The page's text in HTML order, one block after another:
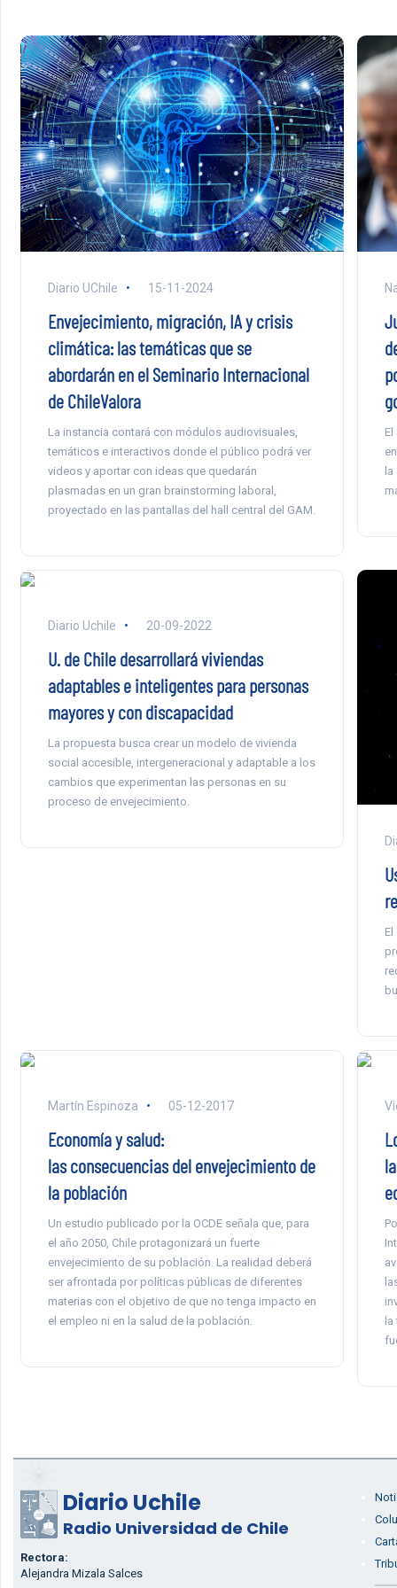
Diario UChile 15-11-2024
Envejecimiento, migración, IA y crisis
climática: las temáticas que se
abordarán en el Seminario Internacional
de ChileValora
La instancia contará con módulos audiovisuales,
temáticos e interactivos donde el público podrá ver
videos y aportar con ideas que quedarán
plasmadas en un gran brainstorming laboral,
proyectado en las pantallas del hall central del GAM.
la
Diario Uchile 20-09-2022
U. de Chile desarrollará viviendas
adaptables e inteligentes para personas
mayores y con discapacidad
La propuesta busca crear un modelo de vivienda
social accesible, intergeneracional y adaptable a los
cambios que experimentan las personas en su
proceso de envejecimiento.
Martín Espinoza 05-12-2017
Economía y salud:
las consecuencias del envejecimiento de
la población
Un estudio publicado por la OCDE señala que, para
el año 2050, Chile protagonizará un fuerte
envejecimiento de su población. La realidad deberá
ser afrontada por políticas públicas de diferentes
materias con el objetivo de que no tenga impacto en
el empleo ni en la salud de la población.
la
Diario Uchile
Radio Universidad de Chile
Rectora:
Alejandra Mizala Salces